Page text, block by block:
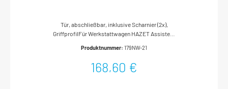
Tür, abschließbar, inklusive Scharnier (2x),
GriffprofilFür Werkstattwagen HAZET Assistent
Produktnummer: 179NW-21
168,60 €